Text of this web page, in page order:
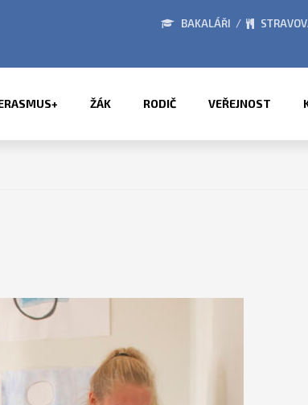
PŘÍMĚSTSKÉ TÁBORY 2026BAKALÁŘI
ŽÁK RODIČ VEŘEJNOST